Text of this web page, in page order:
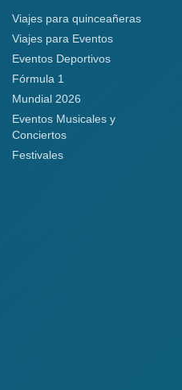
Viajes para quinceañeras
Viajes para Eventos
Eventos Deportivos
Fórmula 1
Mundial 2026
Eventos Musicales y
Conciertos
Festivales